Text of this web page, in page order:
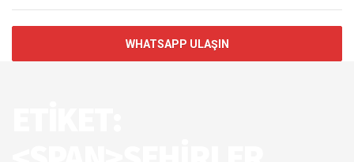
WHATSAPP ULAŞIN